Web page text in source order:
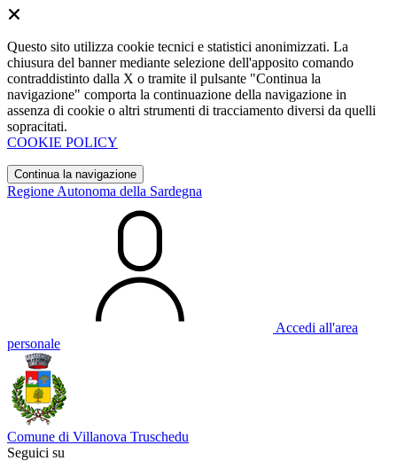
Questo sito utilizza cookie tecnici e statistici anonimizzati. La
chiusura del banner mediante selezione dell'apposito comando
contraddistinto dalla X o tramite il pulsante "Continua la
navigazione" comporta la continuazione della navigazione in
assenza di cookie o altri strumenti di tracciamento diversi da quelli
sopracitati.
COOKIE POLICY
Continua la navigazione
Regione Autonoma della Sardegna
Accedi all'area
personale
Comune di Villanova Truschedu
Seguici su